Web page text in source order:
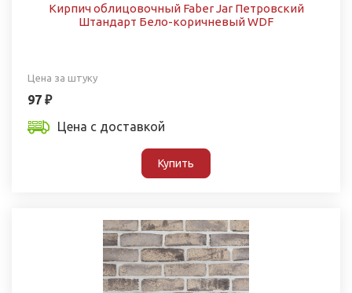
Кирпич облицовочный Faber Jar Петровский
Штандарт Бело-коричневый WDF
Цена за штуку
97 ₽
Цена с доставкой
Купить